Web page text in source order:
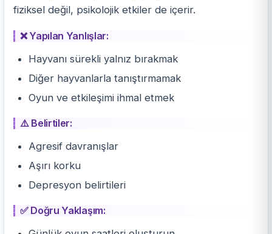
fiziksel değil, psikolojik etkiler de içerir.
❌ Yapılan Yanlışlar:
Hayvanı sürekli yalnız bırakmak
Diğer hayvanlarla tanıştırmamak
Oyun ve etkileşimi ihmal etmek
⚠️ Belirtiler:
Agresif davranışlar
Aşırı korku
Depresyon belirtileri
✅ Doğru Yaklaşım: